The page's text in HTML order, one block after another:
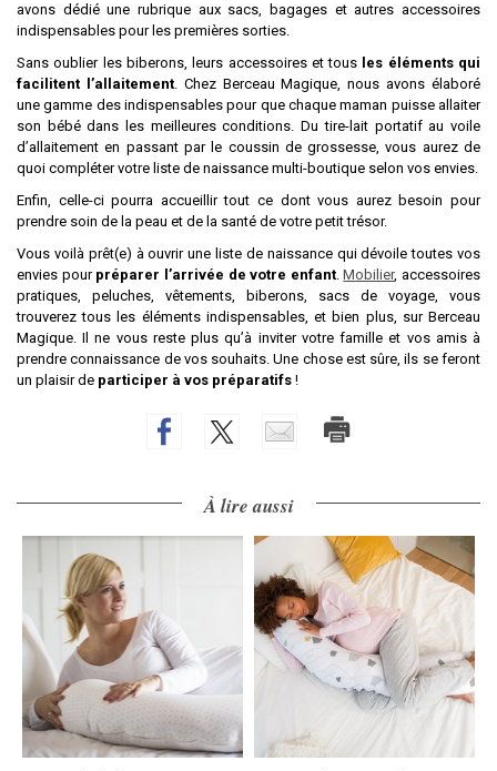
avons dédié une rubrique aux sacs, bagages et autres accessoires
indispensables pour les premières sorties.
Sans oublier les biberons, leurs accessoires et tous les éléments qui
facilitent l’allaitement. Chez Berceau Magique, nous avons élaboré
une gamme des indispensables pour que chaque maman puisse allaiter
son bébé dans les meilleures conditions. Du tire-lait portatif au voile
d’allaitement en passant par le coussin de grossesse, vous aurez de
quoi compléter votre liste de naissance multi-boutique selon vos envies.
Enfin, celle-ci pourra accueillir tout ce dont vous aurez besoin pour
prendre soin de la peau et de la santé de votre petit trésor.
Vous voilà prêt(e) à ouvrir une liste de naissance qui dévoile toutes vos
envies pour préparer l’arrivée de votre enfant.Mobilier, accessoires
pratiques, peluches, vêtements, biberons, sacs de voyage, vous
trouverez tous les éléments indispensables, et bien plus, sur Berceau
Magique. Il ne vous reste plus qu’à inviter votre famille et vos amis à
prendre connaissance de vos souhaits. Une chose est sûre, ils se feront
un plaisir de participer à vos préparatifs !
À lire aussi